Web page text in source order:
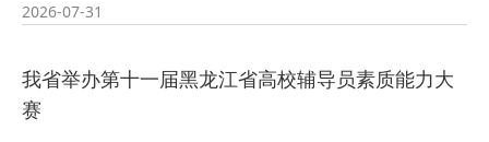
和团队获奖 2026-07-31
· 省委常委会召开会议 许勤主持并讲
话 2026-07-31
· 省教育厅举行树立和践行正确政绩
2026-07-31
我省举办第十一届黑龙江省高校辅导员素质能力大
赛